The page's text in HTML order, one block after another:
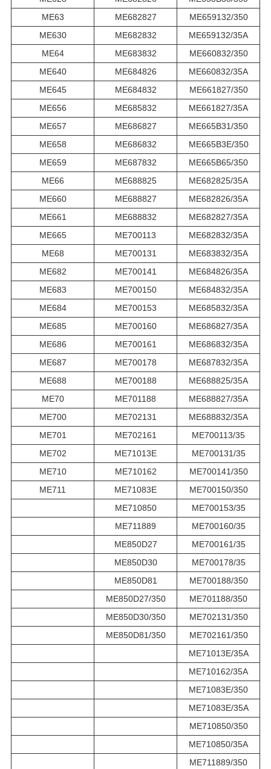
ME63
ME682827
ME659132/350
ME630
ME682832
ME659132/35A
ME64
ME683832
ME660832/350
ME640
ME684826
ME660832/35A
ME645
ME684832
ME661827/350
ME656
ME685832
ME661827/35A
ME657
ME686827
ME665B31/350
ME658
ME686832
ME665B3E/350
ME659
ME687832
ME665B65/350
ME66
ME688825
ME682825/35A
ME660
ME688827
ME682826/35A
ME661
ME688832
ME682827/35A
ME665
ME700113
ME682832/35A
ME68
ME700131
ME683832/35A
ME682
ME700141
ME684826/35A
ME683
ME700150
ME684832/35A
ME684
ME700153
ME685832/35A
ME685
ME700160
ME686827/35A
ME686
ME700161
ME686832/35A
ME687
ME700178
ME687832/35A
ME688
ME700188
ME688825/35A
ME70
ME701188
ME688827/35A
ME700
ME702131
ME688832/35A
ME701
ME702161
ME700113/35
ME702
ME71013E
ME700131/35
ME710
ME710162
ME700141/350
ME711
ME71083E
ME700150/350
ME710850
ME700153/35
ME711889
ME700160/35
ME850D27
ME700161/35
ME850D30
ME700178/35
ME850D81
ME700188/350
ME850D27/350
ME701188/350
ME850D30/350
ME702131/350
ME850D81/350
ME702161/350
ME71013E/35A
ME710162/35A
ME71083E/350
ME71083E/35A
ME710850/350
ME710850/35A
ME711889/350